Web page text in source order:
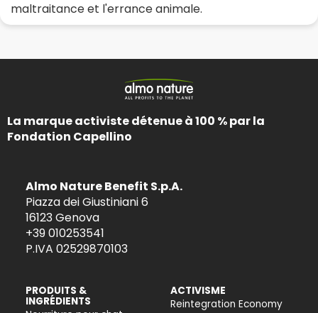
maltraitance et l'errance animale.
La marque activiste détenue à 100 % par la
Fondation Capellino
Almo Nature Benefit S.p.A.
Piazza dei Giustiniani 6
16123 Genova
+39 010253541
P.IVA 02529870103
PRODUITS &
INGRÉDIENTS
ACTIVISME
Reintegration Economy